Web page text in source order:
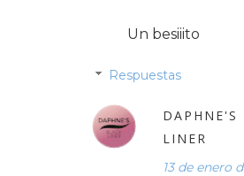
Un besiiito
Respuestas
DAPHNE'S
LINER
13 de enero